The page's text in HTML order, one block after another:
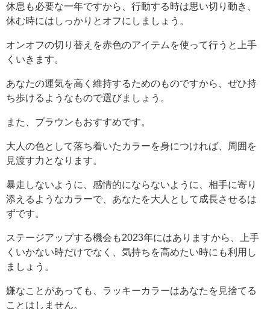
休息も必要な一年ですから、行動する時は思い切り動き、
休む時にはしっかりとオフにしましょう。
オンオフの切り替えを赤色のアイテムを使って行うと上手
くいきます。
あなたの運気を高く維持するためのものですから、ぜひ持
ち歩けるようなもので選びましょう。
また、ブラウンもおすすめです。
大人の色として落ち着いたカラーを身につければ、周囲を
見渡す力となります。
暴走しないように、感情的にならないように、相手に寄り
添えるようなカラーで、あなたを大人として成長させるは
ずです。
ステージアップする機会も2023年にはありますから、上手
くいかない時だけでなく、気持ちを高めたい時にも利用し
ましょう。
嫌なことがあっても、ラッキーカラーはあなたを見捨てる
ことはしません。